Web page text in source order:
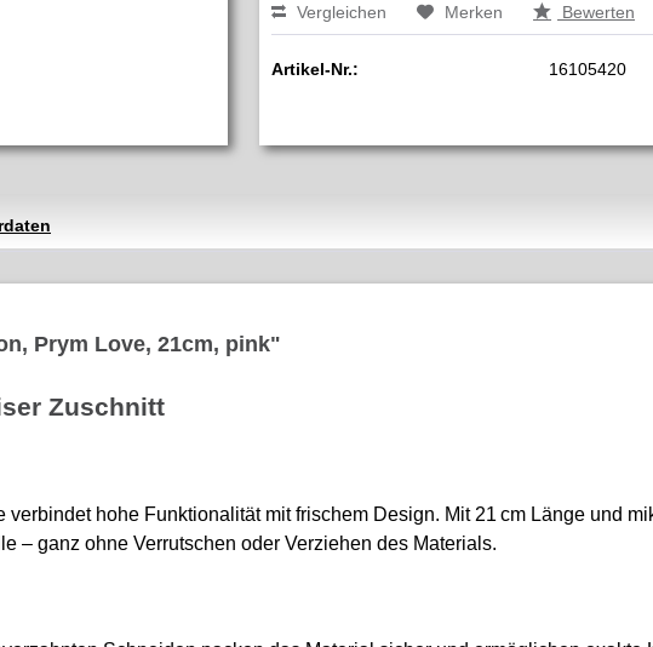
Vergleichen Merken Bewerten
Artikel-Nr.: 16105420
Prym Love, 21cm, pink"
Zuschnitt
hohe Funktionalität mit frischem Design. Mit 21 cm Länge und
– ganz ohne Verrutschen oder Verziehen des Materials.